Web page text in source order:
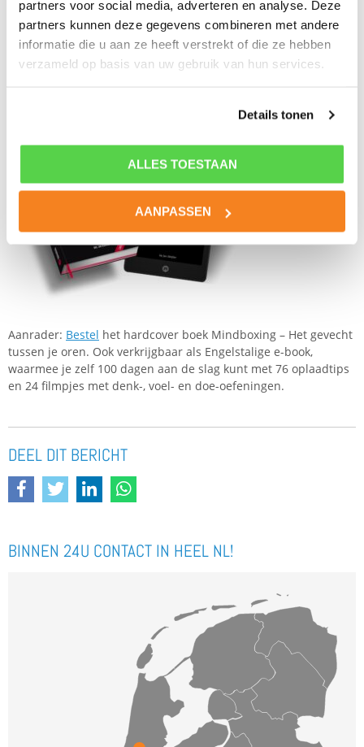
partners voor social media, adverteren en analyse. Deze
partners kunnen deze gegevens combineren met andere
informatie die u aan ze heeft verstrekt of die ze hebben
verzameld op basis van uw gebruik van hun services.
Details tonen
ALLES TOESTAAN
AANPASSEN
dat je ook echt de tijd neemt om lichaam en geest rust te
gunnen.
Heb je het gevoel dat je niet tot actie in de taxi komt? Neem
mentale trainingen voor individuele sporters en ook voor
Aanrader: Bestel het hardcover boek Mindboxing – Het gevecht
tussen je oren. Ook verkrijgbaar als Engelstalige e-book,
waarmee je zelf 100 dagen aan de slag kunt met 76 oplaadtips
en 24 filmpjes met denk-, voel- en doe-oefeningen.
DEEL DIT BERICHT
BINNEN 24U CONTACT IN HEEL NL!